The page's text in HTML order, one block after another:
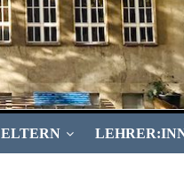
ELTERN